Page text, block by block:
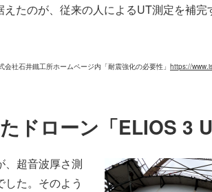
たのが、従来の人によるUT測定を補
会社石井鐵工所ホームページ内「耐震強化の必要性」 https://
ドローン「ELIOS 3
、超音波厚さ測
た。そのよう